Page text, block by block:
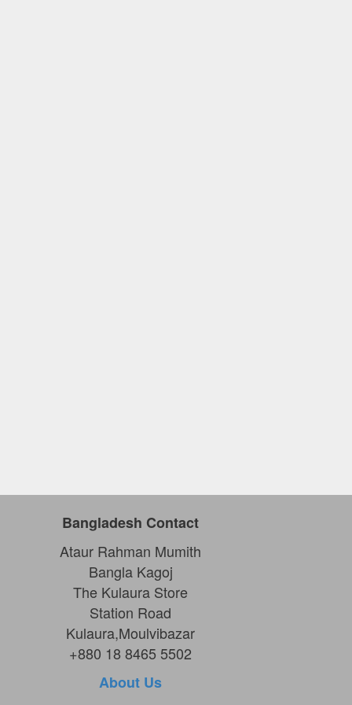
Bangladesh Contact
Ataur Rahman Mumith
Bangla Kagoj
The Kulaura Store
Station Road
Kulaura,Moulvibazar
+880 18 8465 5502
About Us